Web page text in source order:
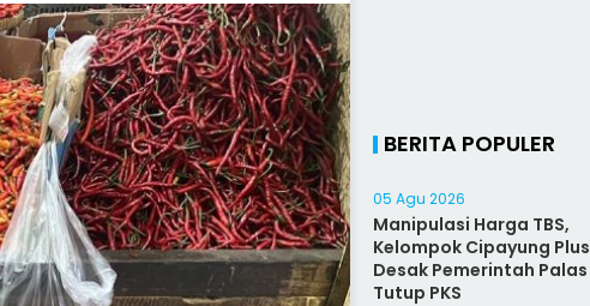
BERITA POPULER
05 Agu 2026
Manipulasi Harga TBS,
Kelompok Cipayung Plus
Desak Pemerintah Palas
Tutup PKS